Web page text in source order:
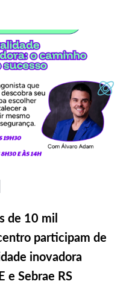
de 10 mil
participam de
inovadora
e Sebrae RS